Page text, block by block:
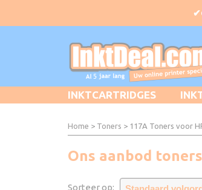
INKTCARTRIDGES
Home > Toners > 117A Toners voor
Ons aanbod
Sorteer op: